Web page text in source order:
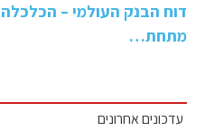
דוח הבנק העולמי –
מתחת…
עדכונים אחרונים